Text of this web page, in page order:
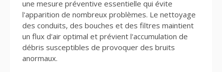
une mesure préventive essentielle qui évite
l'apparition de nombreux problèmes. Le nettoyage
des conduits, des bouches et des filtres maintient
un flux d'air optimal et prévient l'accumulation de
débris susceptibles de provoquer des bruits
anormaux.